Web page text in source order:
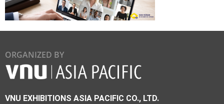
ORGANIZED BY
VNU EXHIBITIONS ASIA PACIFIC CO., LTD.